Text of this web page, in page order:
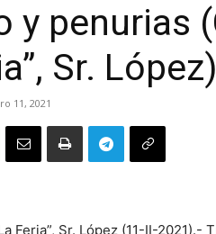
y penurias
Sr. López)
11, 2021
Feria”, Sr. López (11-II-